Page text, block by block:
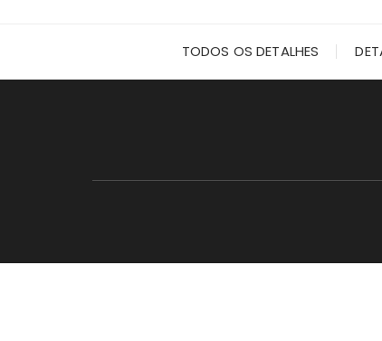
TODOS OS DETALHES